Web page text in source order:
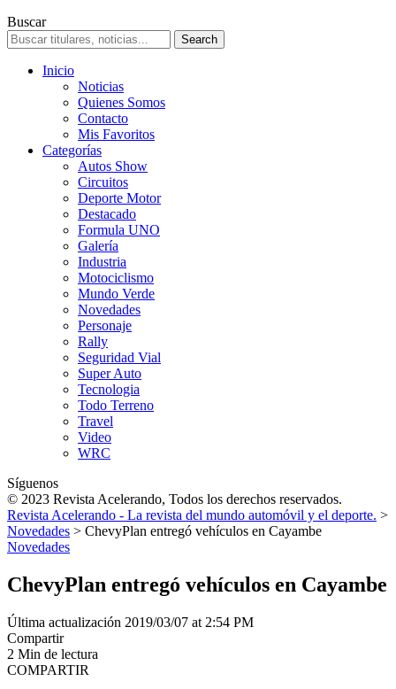
Buscar
Inicio
Noticias
Quienes Somos
Contacto
Mis Favoritos
Categorías
Autos Show
Circuitos
Deporte Motor
Destacado
Formula UNO
Galería
Industria
Motociclismo
Mundo Verde
Novedades
Personaje
Rally
Seguridad Vial
Super Auto
Tecnologia
Todo Terreno
Travel
Video
WRC
Síguenos
© 2023 Revista Acelerando, Todos los derechos reservados.
Revista Acelerando - La revista del mundo automóvil y el deporte. >
Novedades > ChevyPlan entregó vehículos en Cayambe
Novedades
ChevyPlan entregó vehículos en Cayambe
Última actualización 2019/03/07 at 2:54 PM
Compartir
2 Min de lectura
COMPARTIR